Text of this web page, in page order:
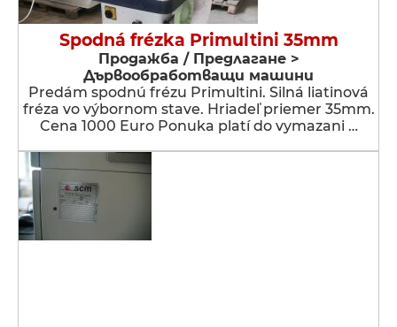
Spodná frézka Primultini 35mm
Продажба / Предлагане >
Дървообработващи машини
Predám spodnú frézu Primultini. Silná liatinová
fréza vo výbornom stave. Hriadeľ priemer 35mm.
Cena 1000 Euro Ponuka platí do vymazani …